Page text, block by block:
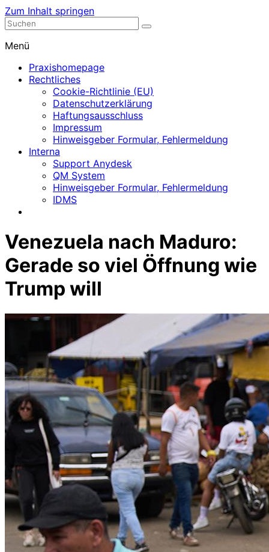
Zum Inhalt springen
Nephrologische Praxis mit Dialyse
Menü
Praxishomepage
Rechtliches
Cookie-Richtlinie (EU)
Datenschutzerklärung
Haftungsausschluss
Impressum
Hinweisgeber Formular, Fehlermeldung
Interna
Support Anydesk
QM System
Hinweisgeber Formular, Fehlermeldung
IDMS
Venezuela nach Maduro:
Gerade so viel Öffnung wie
Trump will